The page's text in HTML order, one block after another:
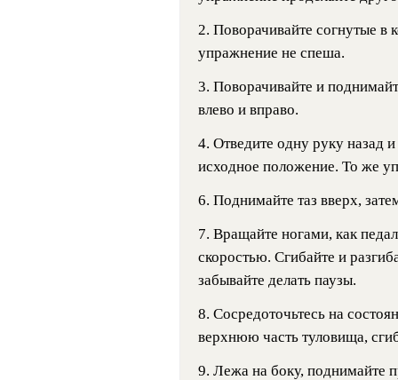
2. Поворачивайте согнутые в
упражнение не спеша.
3. Поворачивайте и
влево и вправо.
4. Отведите одну руку назад
исходное положение. То же
6. Поднимайте таз вверх,
7. Вращайте ногами, как
скоростью. Сгибайте и
забывайте делать паузы.
8. Сосредоточьтесь на
верхнюю часть туловища,
9. Лежа на боку, поднимайте